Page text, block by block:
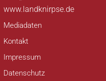
www.landknirpse.de
Mediadaten
Kontakt
Impressum
Datenschutz